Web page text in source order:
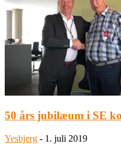
50 års jubilæum i SE
Yesbjerg - 1. juli 2019